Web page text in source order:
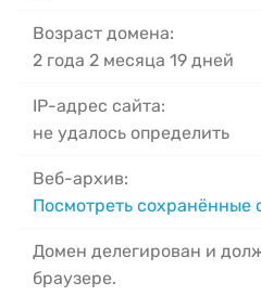
Возраст домена:
2 года 2 месяца 19 дней
IP-адрес сайта:
не удалось определить
Веб-архив:
Посмотреть сохранённые
Домен делегирован и
браузере.